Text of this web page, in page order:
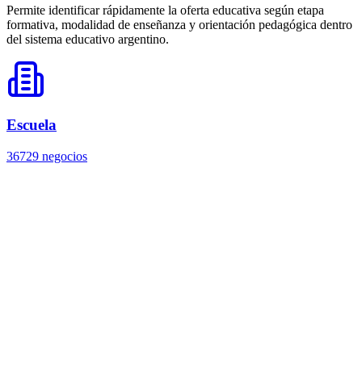
Permite identificar rápidamente la oferta educativa según etapa
formativa, modalidad de enseñanza y orientación pedagógica dentro
del sistema educativo argentino.
Escuela
36729 negocios